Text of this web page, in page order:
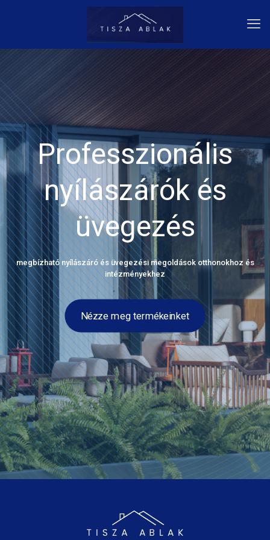
Professzionális
nyílászárók és
üvegezés
megbízható nyílászáró és üvegezési megoldások otthonokhoz és
intézményekhez
Nézze meg termékeinket